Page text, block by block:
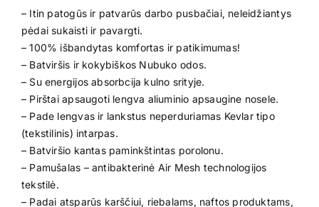
– Itin patogūs ir patvarūs darbo pusbačiai, neleidžiantys
pėdai sukaisti ir pavargti.
– 100% išbandytas komfortas ir patikimumas!
– Batviršis ir kokybiškos Nubuko odos.
– Su energijos absorbcija kulno srityje.
– Pirštai apsaugoti lengva aliuminio apsaugine nosele.
– Pade lengvas ir lankstus neperduriamas Kevlar tipo
(tekstilinis) intarpas.
– Batviršio kantas paminkštintas porolonu.
– Pamušalas – antibakterinė Air Mesh technologijos
tekstilė.
– Padai atsparūs karščiui, riebalams, naftos produktams,